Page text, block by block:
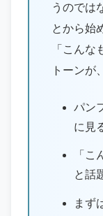
うのでは
とから始
「こん
トーンが
パン
に見
「こ
と話
まず